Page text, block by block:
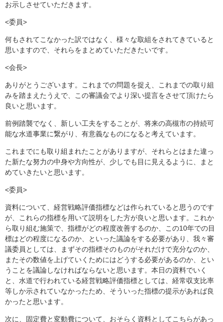
お示しさせていただきます。
<委員>
何もされてこなかった訳ではなく、様々な取組をされてきていると
思いますので、それらをまとめていただきたいです。
<会長>
ありがとうございます。これまでの問題を捉え、これまでの取り組
みを踏まえたうえで、この審議会でより深い提言をさせて頂けたら
良いと思います。
前例踏襲でなく、新しい工夫をすることが、将来の高槻市の持続可
能な水道事業に繋がり、有意義なものになると考えています。
これまでにも取り組まれたことがありますが、それらとはまた違っ
た新たな努力の中身や方向性が、少しでも目に見えるように、まと
めていきたいと思います。
<委員>
資料について、経営戦略評価指標などは作られていると思うのです
が、これらの指標を用いて説明をした方が良いと思います。これか
ら取り組む施策で、指標がどの程度改善するのか、この10年での目
標はどの程度になるのか、といった議論をする必要があり、我々審
議委員としては、まずその指標そのものがそれだけで充分なのか、
またその数値を上げていくためにはどうする必要があるのか、とい
うことを議論しなければならないと思います。本日の資料でいく
と、水道で行われている経営戦略評価指標としては、経常収支比率
等しか示されていなかったため、そういった指標の提示があれば良
かったと思います。
次に、固定費と変動費について、おそらく資料としてこちらがあっ